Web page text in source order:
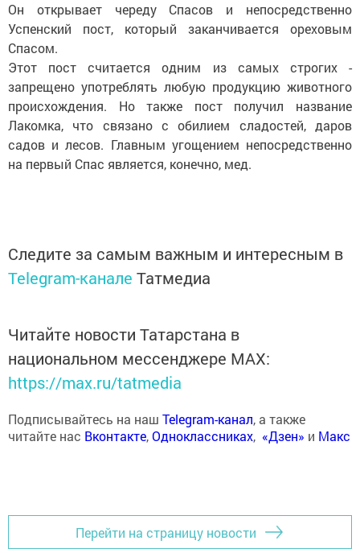
Он открывает череду Спасов и непосредственно
Успенский пост, который заканчивается ореховым
Спасом.
Этот пост считается одним из самых строгих -
запрещено употреблять любую продукцию животного
происхождения. Но также пост получил название
Лакомка, что связано с обилием сладостей, даров
садов и лесов. Главным угощением непосредственно
на первый Спас является, конечно, мед.
Следите за самым важным и интересным в
Telegram-канале Татмедиа
Читайте новости Татарстана в
национальном мессенджере MАХ:
https://max.ru/tatmedia
Подписывайтесь на наш Telegram-канал, а также
читайте нас Вконтакте,Одноклассниках, «Дзен» и Макс
Перейти на страницу новости